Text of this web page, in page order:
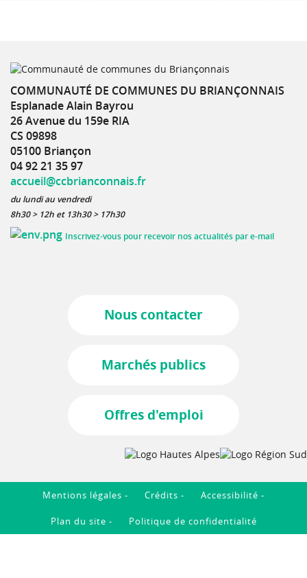
COMMUNAUTÉ DE COMMUNES DU BRIANÇONNAIS
Esplanade Alain Bayrou
26 Avenue du 159e RIA
CS 09898
05100 Briançon
04 92 21 35 97
accueil@ccbrianconnais.fr
du lundi au vendredi
8h30 > 12h et 13h30 > 17h30
Inscrivez-vous pour recevoir nos actualités par e-mail
Nous contacter
Marchés publics
Offres d'emploi
Mentions légales Crédits Accessibilité
Plan du site Politique de confidentialité